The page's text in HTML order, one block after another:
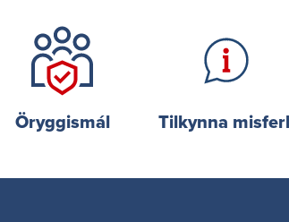
Örygg­ismál Tilkynna